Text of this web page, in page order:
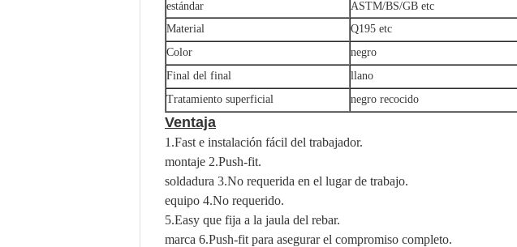
estándar
ASTM/BS/GB etc
Material
Q195 etc
Color
negro
Final del final
llano
Tratamiento superficial
negro recocido
Ventaja
1.Fast e instalación fácil del trabajador.
montaje 2.Push-fit.
soldadura 3.No requerida en el lugar de trabajo.
equipo 4.No requerido.
5.Easy que fija a la jaula del rebar.
marca 6.Push-fit para asegurar el compromiso completo.